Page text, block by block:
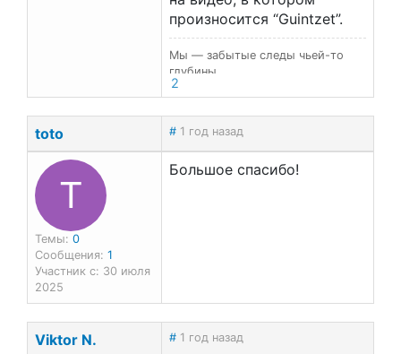
произносится “Guintzet”.
Мы — забытые следы чьей-то
глубины…
2
toto # 1 год назад
T
Темы: 0
Сообщения: 1
Участник с: 30 июля
2025
Большое спасибо!
Viktor N. # 1 год назад